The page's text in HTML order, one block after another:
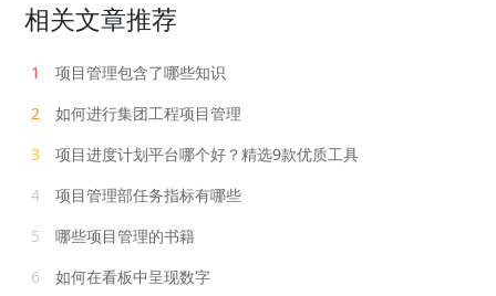
相关文章推荐
1
项目管理包含了哪些知识
2
如何进行集团工程项目管理
3
项目进度计划平台哪个好？精选9款优质工具
4
项目管理部任务指标有哪些
5
哪些项目管理的书籍
6
如何在看板中呈现数字